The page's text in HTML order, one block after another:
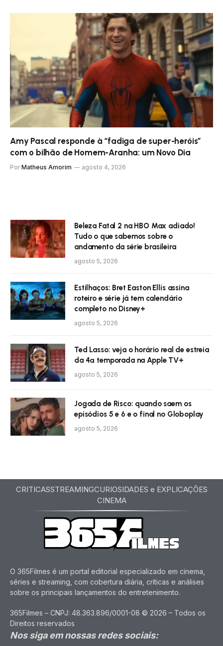
Amy Pascal responde à “fadiga de super-heróis”
com o bilhão de Homem-Aranha: um Novo Dia
Por Matheus Amorim agosto 4, 2026
Beleza Fatal 2 na HBO Max adiado!
Tudo o que sabemos sobre o
andamento da série brasileira
agosto 5, 2026
Estilhaços: Bret Easton Ellis assina
roteiro e série já tem calendário
completo no Disney+
agosto 5, 2026
Ted Lasso: veja o horário real de estreia
da 4ª temporada na Apple TV+
agosto 5, 2026
Jogada de Risco: quando saem os
episódios 5 e 6 e o final no Globoplay
agosto 5, 2026
CRITICASSTREAMINGCURIOSIDADES e EXPLICAÇÕES
CINEMA
O 365Filmes é um portal editorial especializado em cinema,
séries e streaming, com cobertura diária, críticas e análises
sobre os principais lançamentos do entretenimento.
365Filmes – CNPJ: 48.363.896/0001-08 © 2026 – Todos os
Direitos reservados
Nos siga em nossas redes sociais: